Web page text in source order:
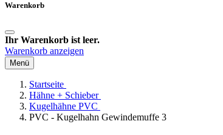
Warenkorb
Ihr Warenkorb ist leer.
Warenkorb anzeigen
Menü
Startseite
Hähne + Schieber
Kugelhähne PVC
PVC - Kugelhahn Gewindemuffe 3